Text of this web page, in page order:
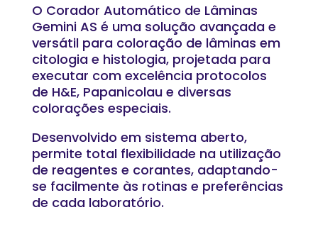
O Corador Automático de Lâminas
Gemini AS é uma solução avançada e
versátil para coloração de lâminas em
citologia e histologia, projetada para
executar com excelência protocolos
de H&E, Papanicolau e diversas
colorações especiais.
Desenvolvido em sistema aberto,
permite total flexibilidade na utilização
de reagentes e corantes, adaptando-
se facilmente às rotinas e preferências
de cada laboratório.